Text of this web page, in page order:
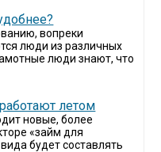
вопреки
люди из различных
люди знают, что
летом
новые, более
«займ для
будет составлять